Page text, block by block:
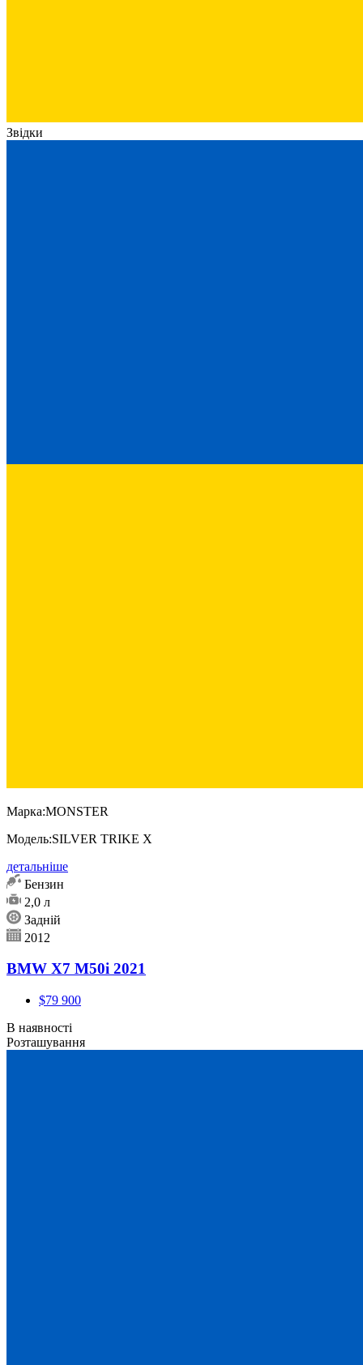
Звідки
Марка:MONSTER
Модель:SILVER TRIKE X
детальніше
Бензин
2,0 л
Задній
2012
BMW X7 M50i 2021
$79 900
В наявності
Розташування